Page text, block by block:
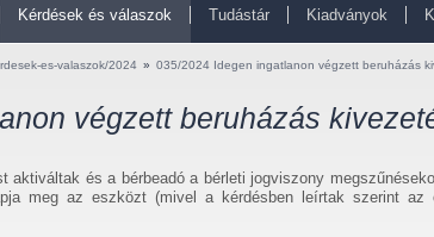
Kérdések és válaszok Tudástár Kiadványok
es-valaszok/2024 » 035/2024 Idegen ingatlanon végzett beruházás
végzett beruházás
aktiváltak és a bérbeadó a bérleti jogviszony
meg az eszközt (mivel a kérdésben leírtak szerint az